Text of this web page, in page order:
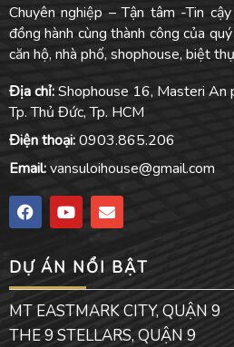
Chuyên nghiệp – Tận tâm -Tin
đồng hành cùng thành công của
căn hộ, nhà phố, shophouse, biệt
Địa chỉ:Shophouse 16, Masteri An
Tp. Thủ Đức, Tp. HCM
Điện thoại:0903.865.206
Email:vansuloihouse@gmail.com
F
a
c
b
o
o
k
Y
o
u
u
b
e
E
n
v
o
p
e
DỰ ÁN NỔI BẬT
MT EASTMARK CITY, QUẬN 9
THE 9 STELLARS, QUẬN 9